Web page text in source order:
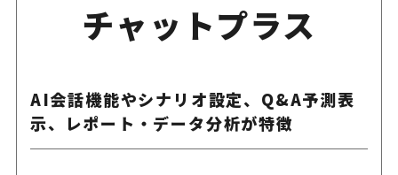
チャットプラス
AI会話機能やシナリオ設定、Q&A予測表
示、レポート・データ分析が特徴